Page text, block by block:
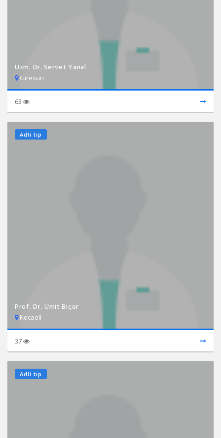
Uzm. Dr. Servet Yanal
Giresun
63
Adli tıp
Prof. Dr. Ümit Biçer
Kocaeli
37
Adli tıp